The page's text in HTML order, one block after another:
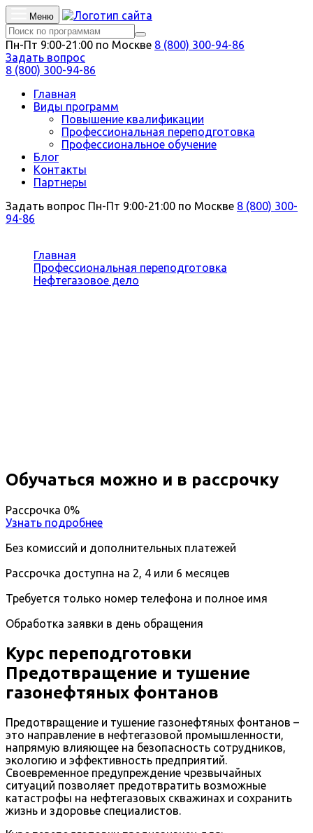
Меню
Пн-Пт 9:00-21:00 по Москве 8 (800) 300-94-86
Задать вопрос
8 (800) 300-94-86
Главная
Виды программ
Повышение квалификации
Профессиональная переподготовка
Профессиональное обучение
Блог
Контакты
Партнеры
Задать вопрос Пн-Пт 9:00-21:00 по Москве 8 (800) 300-
94-86
Главная
Профессиональная переподготовка
Нефтегазовое дело
Обучаться можно и в рассрочку
Рассрочка 0%
Узнать подробнее
Без комиссий и дополнительных платежей
Рассрочка доступна на 2, 4 или 6 месяцев
Требуется только номер телефона и полное имя
Обработка заявки в день обращения
Курс переподготовки
Предотвращение и тушение
газонефтяных фонтанов
Предотвращение и тушение газонефтяных фонтанов –
это направление в нефтегазовой промышленности,
напрямую влияющее на безопасность сотрудников,
экологию и эффективность предприятий.
Своевременное предупреждение чрезвычайных
ситуаций позволяет предотвратить возможные
катастрофы на нефтегазовых скважинах и сохранить
жизнь и здоровье специалистов.